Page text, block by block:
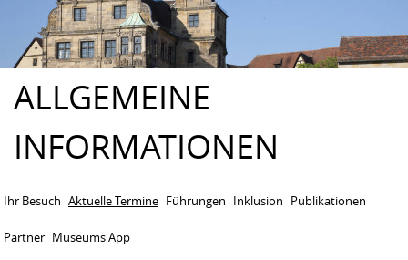
ALLGEMEINE
INFORMATIONEN
Ihr Besuch Aktuelle Termine Führungen Inklusion Publikationen
Partner Museums App